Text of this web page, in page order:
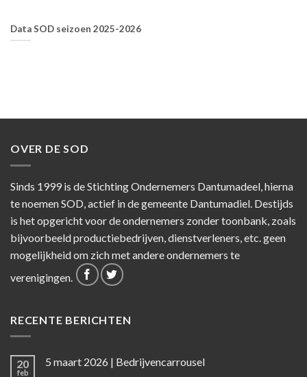
Data SOD seizoen 2025-2026
OVER DE SOD
Sinds 1999 is de Stichting Ondernemers Dantumadeel, hierna
te noemen SOD, actief in de gemeente Dantumadiel. Destijds
is het opgericht voor de ondernemers zonder toonbank, zoals
bijvoorbeeld productiebedrijven, dienstverleners, etc. geen
mogelijkheid om zich met andere ondernemers te
verenigingen.
RECENTE BERICHTEN
20
feb
5 maart 2026 | Bedrijvencarrousel